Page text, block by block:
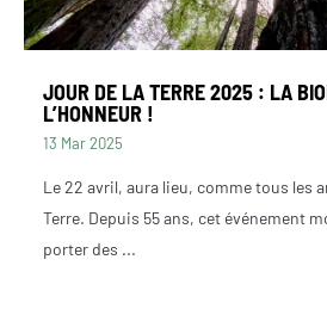
JOUR DE LA TERRE 2025 : LA
L’HONNEUR !
13 Mar 2025
Le 22 avril, aura lieu, comme tous les
Terre. Depuis 55 ans, cet événement
porter des ...